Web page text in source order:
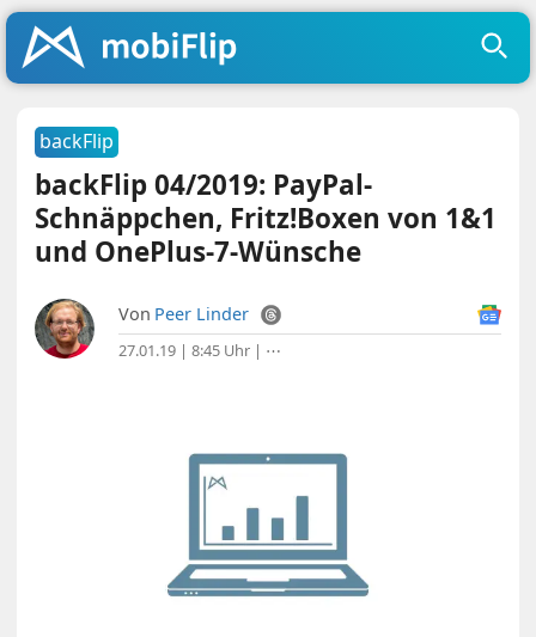
backFlip
backFlip 04/2019: PayPal-
Schnäppchen, Fritz!Boxen von 1&1
und OnePlus-7-Wünsche
Von Peer Linder
27.01.19 | 8:45 Uhr | ⋯